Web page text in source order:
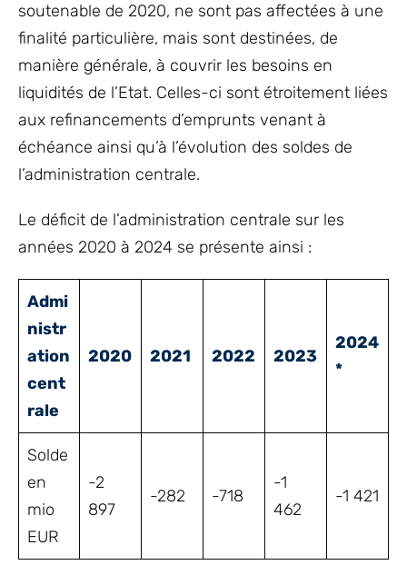
soutenable de 2020, ne sont pas affectées à une
finalité particulière, mais sont destinées, de
manière générale, à couvrir les besoins en
liquidités de l’Etat. Celles-ci sont étroitement liées
aux refinancements d’emprunts venant à
échéance ainsi qu’à l’évolution des soldes de
l’administration centrale.
Le déficit de l’administration centrale sur les
années 2020 à 2024 se présente ainsi :
Admi
nistr
ation
cent
rale
2020 2021 2022 2023
2024
*
Solde
en
mio
EUR
-2
897
-282 -718
-1
462
-1 421